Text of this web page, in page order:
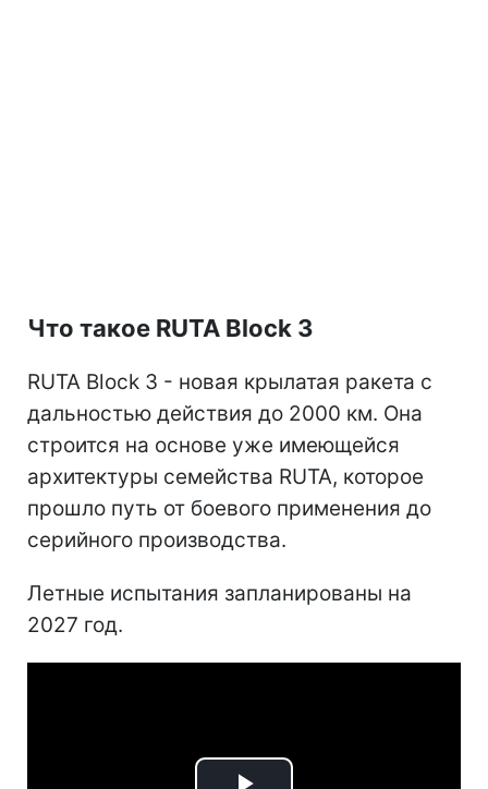
Что такое RUTA Block 3
RUTA Block 3 - новая крылатая ракета с
дальностью действия до 2000 км. Она
строится на основе уже имеющейся
архитектуры семейства RUTA, которое
прошло путь от боевого применения до
серийного производства.
Летные испытания запланированы на
2027 год.